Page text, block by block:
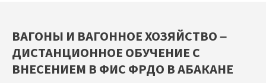
ВАГОНЫ И ВАГОННОЕ ХОЗЯЙСТВО –
ДИСТАНЦИОННОЕ ОБУЧЕНИЕ С
ВНЕСЕНИЕМ В ФИС ФРДО В АБАКАНЕ